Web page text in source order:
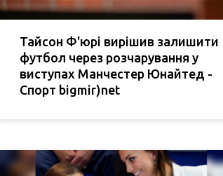
Тайсон Ф'юрі вирішив залишити
футбол через розчарування у
виступах Манчестер Юнайтед -
Спорт bigmir)net